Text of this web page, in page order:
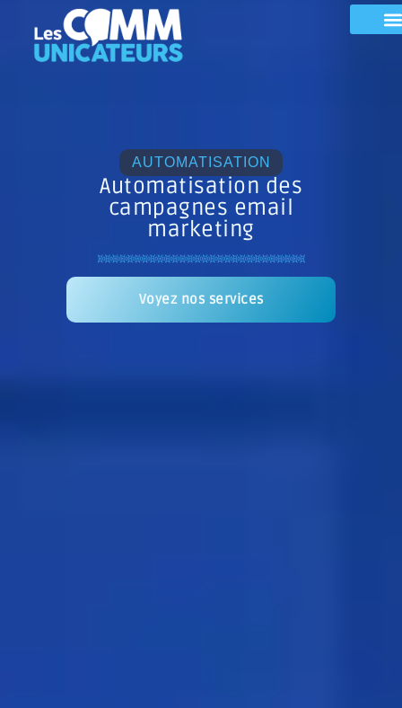
AUTOMATISATION
Automatisation des
campagnes email
marketing
Voyez nos services